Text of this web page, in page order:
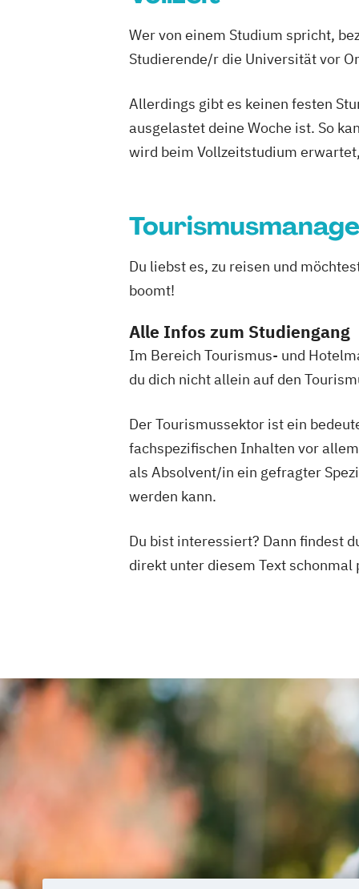
Wer von einem Studium spricht,
Studierende/r die Universität vor
Allerdings gibt es keinen festen
ausgelastet deine Woche ist. So
wird beim Vollzeitstudium
Du liebst es, zu reisen und
boomt!
Alle Infos zum Studiengang
Im Bereich Tourismus- und
du dich nicht allein auf den
Der Tourismussektor ist ein
fachspezifischen Inhalten vor
als Absolvent/in ein gefragter
werden kann.
Du bist interessiert? Dann findest
direkt unter diesem Text